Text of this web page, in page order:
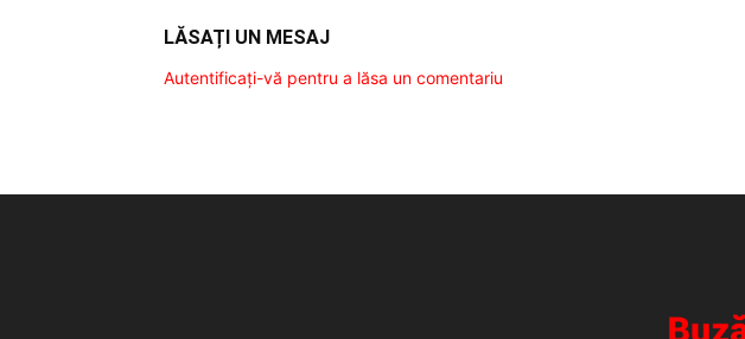
LĂSAȚI UN MESAJ
Autentificați-vă pentru a lăsa un comentariu